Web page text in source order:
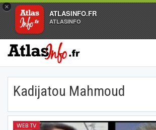
×
ATLASINFO.FR
ATLASINFO
Kadijatou Mahmoud
WEB TV